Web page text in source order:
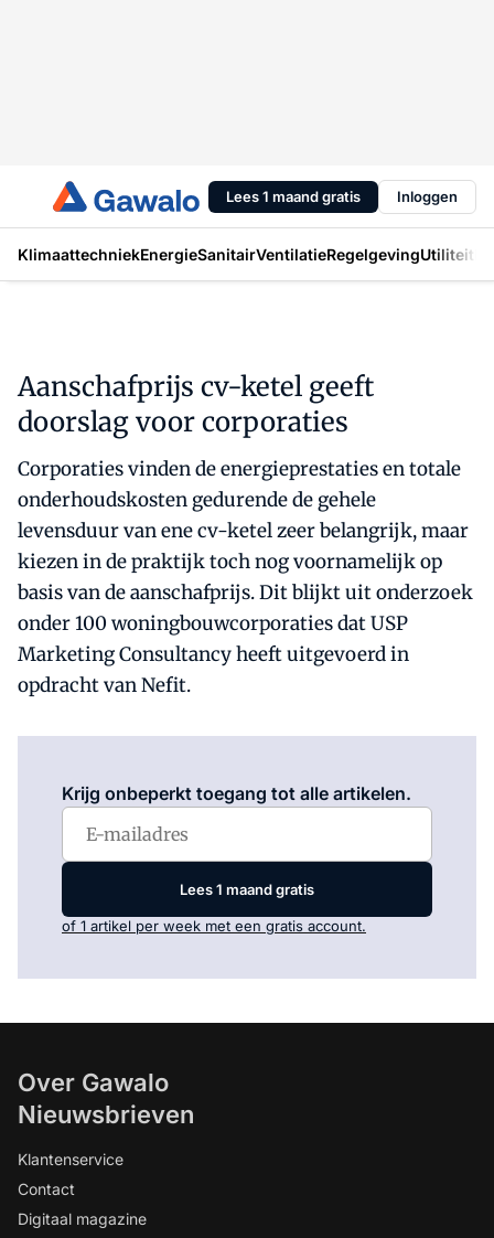
Lees 1 maand gratis Inloggen
KlimaattechniekEnergieSanitairVentilatieRegelgevingUtiliteit
Aanschafprijs cv-ketel geeft
doorslag voor corporaties
Corporaties vinden de energieprestaties en totale
onderhoudskosten gedurende de gehele
levensduur van ene cv-ketel zeer belangrijk, maar
kiezen in de praktijk toch nog voornamelijk op
basis van de aanschafprijs. Dit blijkt uit onderzoek
onder 100 woningbouwcorporaties dat USP
Marketing Consultancy heeft uitgevoerd in
opdracht van Nefit.
Krijg onbeperkt toegang tot alle artikelen.
Lees 1 maand gratis
of 1 artikel per week met een gratis account.
Over Gawalo
Nieuwsbrieven
Klantenservice
Contact
Digitaal magazine